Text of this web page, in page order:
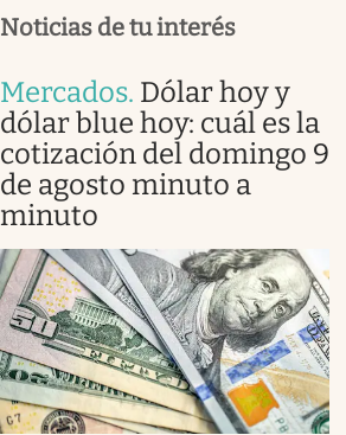
Noticias de tu interés
Mercados. Dólar hoy y
dólar blue hoy: cuál es la
cotización del domingo 9
de agosto minuto a
minuto